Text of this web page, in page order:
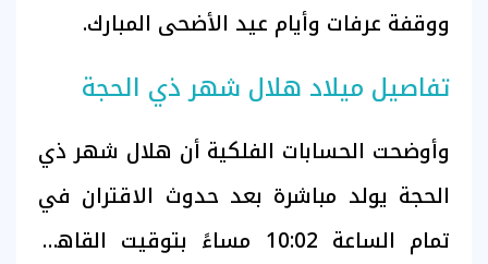
ووقفة عرفات وأيام عيد الأضحى المبارك.
تفاصيل ميلاد هلال شهر ذي الحجة
وأوضحت الحسابات الفلكية أن هلال شهر ذي
الحجة يولد مباشرة بعد حدوث الاقتران في
تمام الساعة 10:02 مساءً بتوقيت القاهرة